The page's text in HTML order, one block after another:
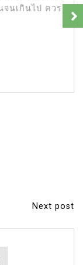
แค่สร้าง
Next post